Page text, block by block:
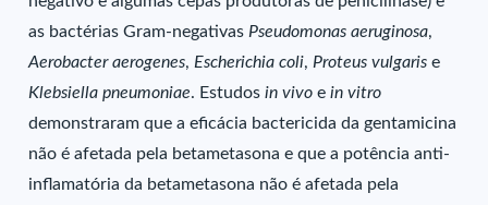
as bactérias Gram-negativas Pseudomonas aeruginosa,
Aerobacter aerogenes, Escherichia coli, Proteus vulgaris e
Klebsiella pneumoniae. Estudosin vivo ein vitro
demonstraram que a eficácia bactericida da gentamicina
não é afetada pela betametasona e que a potência anti-
inflamatória da betametasona não é afetada pela